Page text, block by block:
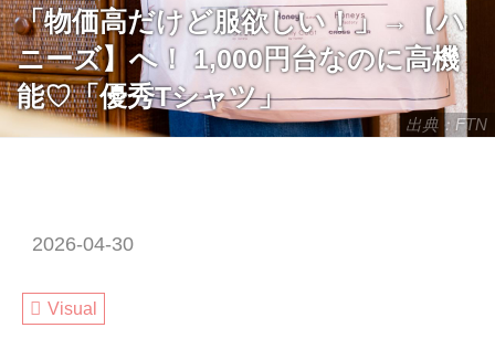
出典：FTN
「物価高だけど服欲しい！」→【ハ
ニーズ】へ！ 1,000円台なのに高機
能♡「優秀Tシャツ」
2026-04-30
Visual